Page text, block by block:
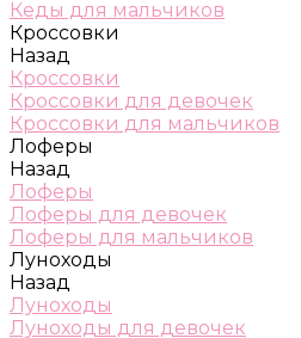
Кеды для мальчиков
Кроссовки
Назад
Кроссовки
Кроссовки для девочек
Кроссовки для мальчиков
Лоферы
Назад
Лоферы
Лоферы для девочек
Лоферы для мальчиков
Луноходы
Назад
Луноходы
Луноходы для девочек